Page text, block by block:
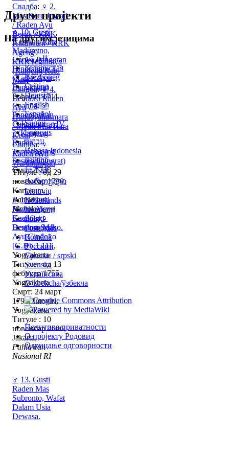
Свадба: ♀ 2.
Mas Roro Juwati
/ Raden Ayu
Beruk / KRK
Kadipaten / KRK
Ageng /
KRKTegalraya
(Kanjeng Ratu
Mas)
Свадба:♀ 4.
Bendoro Raden
Ayu
Handayahasmara
/ Mbak Mas Rara
Ketul
Свадба:♀
Raden Ayu
Wardiningsih
Титуле : од 29
новембар 1730,
Kartasura,
Pangeran
Mangkubumi
Свадба:♀
Bendoro Mas
Ayu Cindoko
[G.Hb.1.11],
Yogyakarta
Титуле : од 13
фебруар 1755,
Yogyakarta
Смрт: 24 март
1792, Imogiri,
Yogyakarta
Титуле : 10
новембар 2006,
Jakarta,
Pahlawan
Nasional RI
♀ 10. Gusti
Kanjeng Ratu
Maduretno,
Garwa Pangeran
Hindranata. ?
(Raden Ayu
Bengkring)
Рођење: 1711
Свадба:♂
Panembahan
Cakraningrat IV
? (Kanjeng
Raden
Tumenggung
Susroadiningrat)
Смрт: 1738
♀ 11. Gusti
Raden Ajeng
Kacihing,
Dewasa Sedho.
♂ 13. Gusti
Raden Mas
Subronto, Wafat
Dalam Usia
Dewasa.
Други пројекти
На другим језицима
العربية
Беларуская
Brezhoneg
Čeština
Deutsch
English
Español
Suomi
Français
עברית
Bahasa Indonesia
Italiano
日本語
Ქართული
Lietuvių
Nederlands
Norsk
Polski
Português
Română
Русский
Српски / srpski
Svenska
Українська
Oʻzbekcha/ўзбекча
Политика приватности
О пројекту Родовид
Одрицање одговорности